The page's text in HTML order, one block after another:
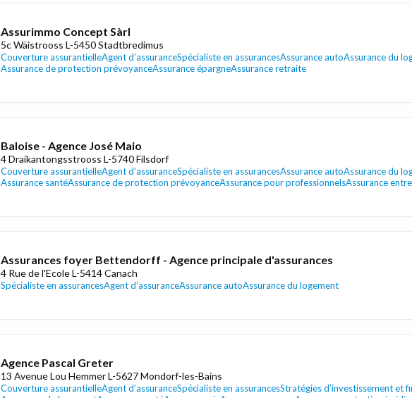
Assurimmo Concept Sàrl
5c Wäistrooss L-5450 Stadtbredimus
Couverture assurantielleAgent d’assuranceSpécialiste en assurancesAssurance autoAssurance du
Assurance de protection prévoyanceAssurance épargneAssurance retraite
Baloise - Agence José Maio
4 Draikantongsstrooss L-5740 Filsdorf
Couverture assurantielleAgent d’assuranceSpécialiste en assurancesAssurance autoAssurance du
Assurance santéAssurance de protection prévoyanceAssurance pour professionnelsAssurance
Assurances foyer Bettendorff - Agence principale d'assurances
4 Rue de l'Ecole L-5414 Canach
Spécialiste en assurancesAgent d’assuranceAssurance autoAssurance du logement
Agence Pascal Greter
13 Avenue Lou Hemmer L-5627 Mondorf-les-Bains
Couverture assurantielleAgent d’assuranceSpécialiste en assurancesStratégies d’investissement et